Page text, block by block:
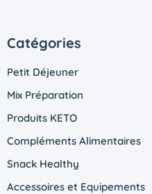
Catégories
Petit Déjeuner
Mix Préparation
Produits KETO
Compléments Alimentaires
Snack Healthy
Accessoires et Equipements